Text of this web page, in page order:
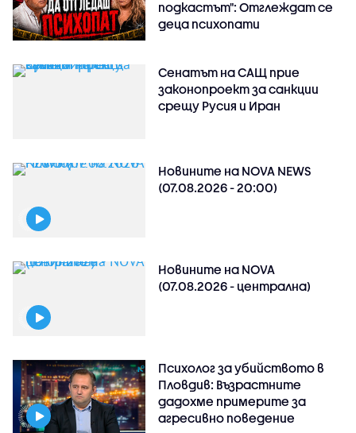
подкастът": Отглеждат се
деца психопати
Сенатът на САЩ прие
законопроект за санкции
срещу Русия и Иран
Новините на NOVA NEWS
(07.08.2026 - 20:00)
Новините на NOVA
(07.08.2026 - централна)
Психолог за убийството в
Пловдив: Възрастните
дадохме примерите за
агресивно поведение